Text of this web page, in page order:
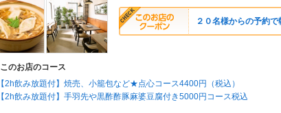
２０名様からの予約
このお店のコース
【2h飲み放題付】焼売、小籠包など★点心コース4400円（税込）
【2h飲み放題付】手羽先や黒酢酢豚麻婆豆腐付き5000円コース税込